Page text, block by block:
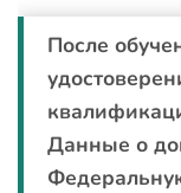
После
Данные о